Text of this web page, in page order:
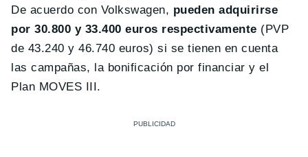
De acuerdo con Volkswagen, pueden adquirirse
por 30.800 y 33.400 euros respectivamente (PVP
de 43.240 y 46.740 euros) si se tienen en cuenta
las campañas, la bonificación por financiar y el
Plan MOVES III.